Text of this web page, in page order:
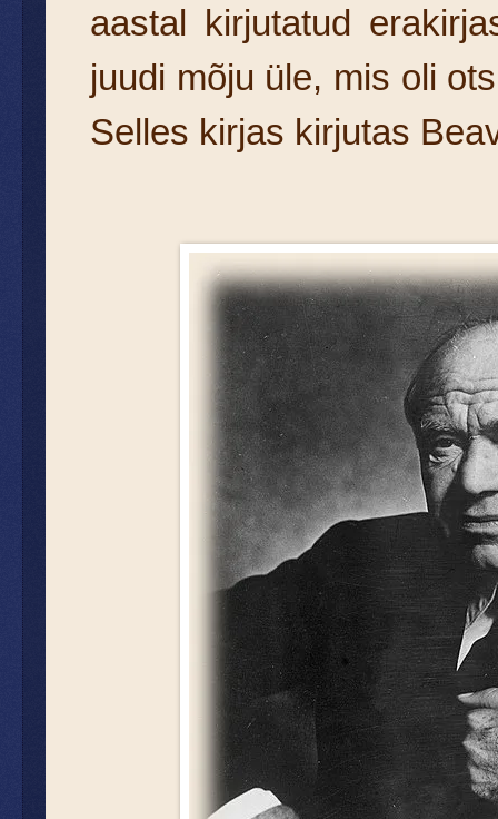
aastal kirjutatud
juudi mõju üle, mis oli
Selles kirjas kirjutas